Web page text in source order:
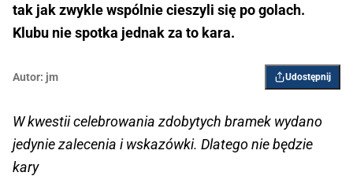
tak jak zwykle wspólnie cieszyli się po golach.
Klubu nie spotka jednak za to kara.
Autor: jm Udostępnij
W kwestii celebrowania zdobytych bramek wydano
jedynie zalecenia i wskazówki. Dlatego nie będzie
kary